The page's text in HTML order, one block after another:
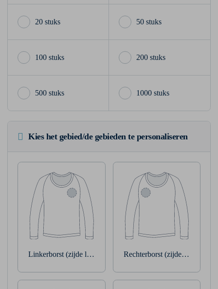
20 stuks 50 stuks
100 stuks 200 stuks
500 stuks 1000 stuks
Kies het gebied/de gebieden te personaliseren
Linkerborst (zijde linkerarm) Rechterborst (zijde